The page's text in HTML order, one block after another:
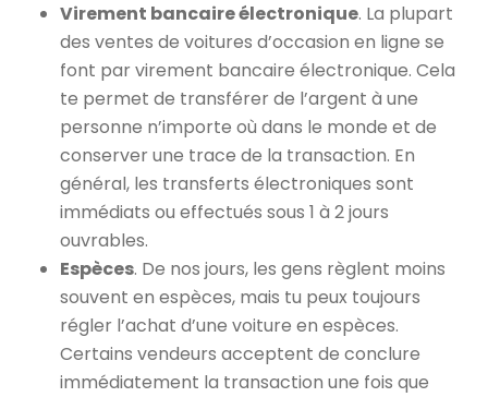
Virement bancaire électronique. La plupart
des ventes de voitures d’occasion en ligne se
font par virement bancaire électronique. Cela
te permet de transférer de l’argent à une
personne n’importe où dans le monde et de
conserver une trace de la transaction. En
général, les transferts électroniques sont
immédiats ou effectués sous 1 à 2 jours
ouvrables.
Espèces. De nos jours, les gens règlent moins
souvent en espèces, mais tu peux toujours
régler l’achat d’une voiture en espèces.
Certains vendeurs acceptent de conclure
immédiatement la transaction une fois que